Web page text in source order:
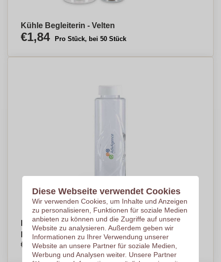
Kühle Begleiterin - Velten
€1,84 Pro Stück, bei 50 Stück
Personalisierte ökologische Trinkflasche aus
pflanzlichem Kunststoff 830ml - Fabian
€2,04 Pro Stück, bei 500 Stück
Diese Webseite verwendet Cookies
Wir verwenden Cookies, um Inhalte und Anzeigen
zu personalisieren, Funktionen für soziale Medien
anbieten zu können und die Zugriffe auf unsere
Website zu analysieren. Außerdem geben wir
Informationen zu Ihrer Verwendung unserer
Website an unsere Partner für soziale Medien,
Werbung und Analysen weiter. Unsere Partner